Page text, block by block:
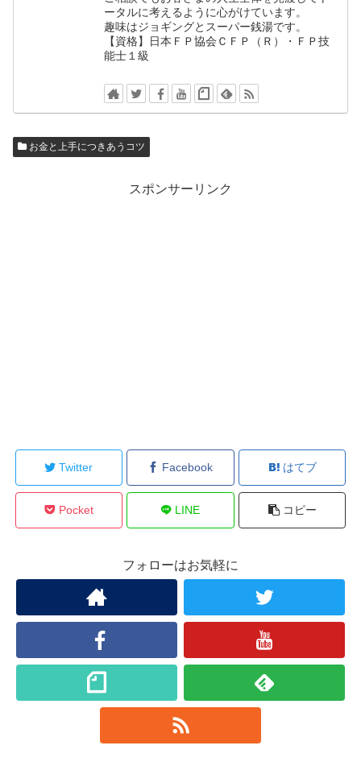
ータルに考えるように心がけています。
趣味はジョギングとスーパー銭湯です。
【資格】日本ＦＰ協会ＣＦＰ（Ｒ）・ＦＰ技
能士１級
お金と上手につきあうコツ
スポンサーリンク
Twitter Facebook はてブ
Pocket LINE コピー
フォローはお気軽に